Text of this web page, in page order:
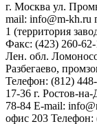
г. Москва ул.
mail: info@m-kh.ru
1 (территория
Факс: (423) 260-
Лен. обл.
Разбегаево,
Телефон: (812)
17-36 г. Ростов-
78-84 E-mail:
офис 203 Телефон: